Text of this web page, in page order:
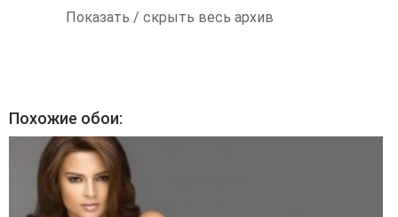
Показать / скрыть весь архив
Похожие обои: